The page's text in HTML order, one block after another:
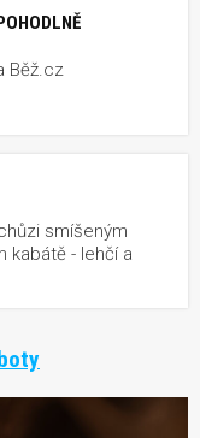
Běž.cz
smíšeným
kabátě - lehčí a